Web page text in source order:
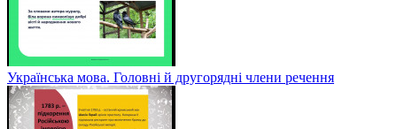
Українська мова. Головні й другорядні члени речення